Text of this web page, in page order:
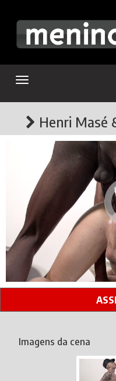
TOGGLE
Henri Masé
Imagens da cena